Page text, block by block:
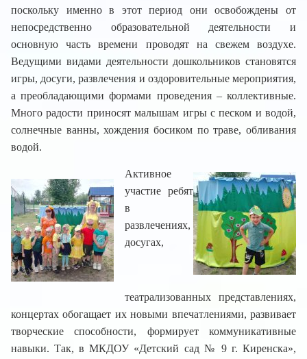
поскольку именно в этот период они освобождены от
непосредственно образовательной деятельности и
основную часть времени проводят на свежем воздухе.
Ведущими видами деятельности дошкольников становятся
игры, досуги, развлечения и оздоровительные мероприятия,
а преобладающими формами проведения – коллективные.
Много радости приносят малышам игры с песком и водой,
солнечные ванны, хождения босиком по траве, обливания
водой.
Активное
участие ребят
в
развлечениях,
досугах,
театрализованных представлениях,
концертах обогащает их новыми впечатлениями, развивает
творческие способности, формирует коммуникативные
навыки. Так, в МКДОУ «Детский сад № 9 г. Киренска»,